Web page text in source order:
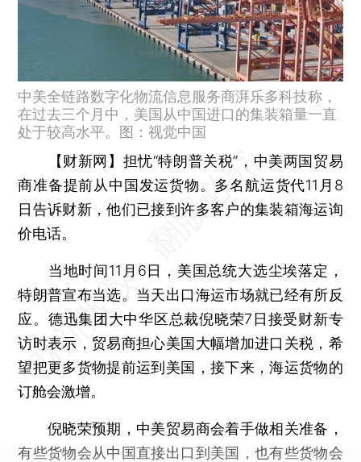
中美全链路数字化物流信息服务商湃乐多科技称，
在过去三个月中，美国从中国进口的集装箱量一直
处于较高水平。图：视觉中国
【财新网】 担忧“特朗普关税”，中美两国贸易
商准备提前从中国发运货物。多名航运货代11月8
日告诉财新，他们已接到许多客户的集装箱海运询
价电话。
当地时间11月6日，美国总统大选尘埃落定，
特朗普宣布当选。当天出口海运市场就已经有所反
应。德迅集团大中华区总裁倪晓荣7日接受财新专
访时表示，贸易商担心美国大幅增加进口关税，希
望把更多货物提前运到美国，接下来，海运货物的
订舱会激增。
倪晓荣预期，中美贸易商会着手做相关准备，
有些货物会从中国直接出口到美国，也有些货物会